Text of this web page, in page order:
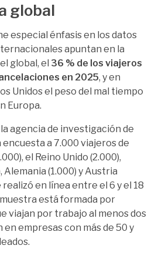
global
especial énfasis en los datos
apuntan en la
global, el 36 % de los viajeros
en 2025, y en
Unidos el peso del mal tiempo
Europa.
agencia de investigación de
a 7.000 viajeros de
el Reino Unido (2.000),
Alemania (1.000) y Austria
realizó en línea entre el 6 y el 18
está formada por
viajan por trabajo al menos dos
empresas con más de 50 y